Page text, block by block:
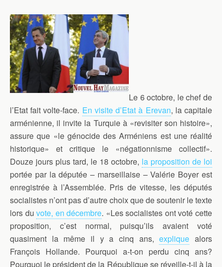
Le 6 octobre, le chef de
l’Etat fait volte-face. En visite d’Etat à Erevan, la capitale
arménienne, il invite la Turquie à «revisiter son histoire»,
assure que «le génocide des Arméniens est une réalité
historique» et critique le «négationnisme collectif».
Douze jours plus tard, le 18 octobre, la proposition de loi
portée par la députée – marseillaise – Valérie Boyer est
enregistrée à l’Assemblée. Pris de vitesse, les députés
socialistes n’ont pas d’autre choix que de soutenir le texte
lors duvote, en décembre. «Les socialistes ont voté cette
proposition, c’est normal, puisqu’ils avaient voté
quasiment la même il y a cinq ans,explique alors
François Hollande. Pourquoi a-t-on perdu cinq ans?
Pourquoi le président de la République se réveille-t-il à la